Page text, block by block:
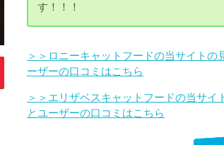
す！！！
＞＞ロニーキャットフードの当サイトの
ーザーの口コミはこちら
＞＞エリザベスキャットフードの当サイ
とユーザーの口コミはこちら